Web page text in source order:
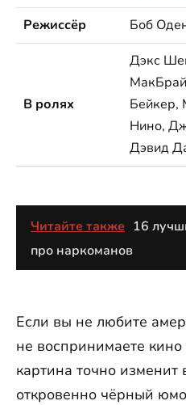
Режиссёр
Боб
В ролях
Дэкс
Бейкер,
Нино,
Дэвид
Читайте также 16
про наркоманов
Если вы не любите
не воспринимаете
картина точно
откровенно чёрный